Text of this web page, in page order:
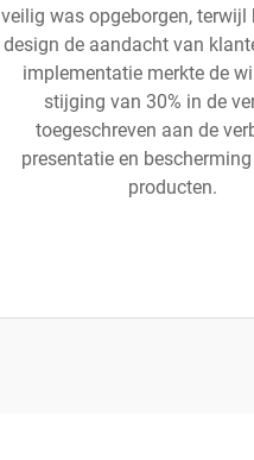
veilig was opgeborgen, terwijl
design de aandacht van
implementatie merkte de
stijging van 30% in de
toegeschreven aan de
presentatie en
producten.